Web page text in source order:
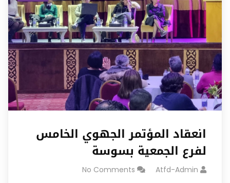
انعقاد المؤتمر الجهوي الخامس
لفرع الجمعية بسوسة
Atfd-Admin
No Comments